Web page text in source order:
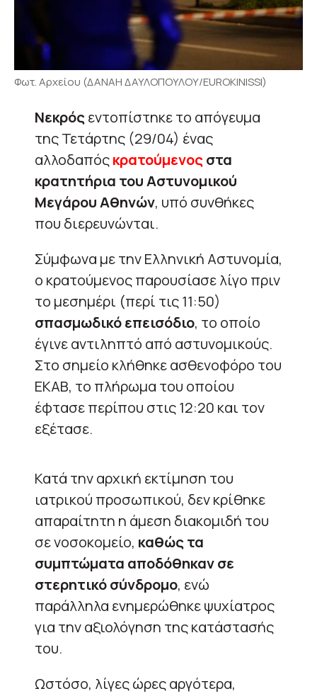
Φωτ. Αρχείου (ΔΑΝΑΗ ΔΑΥΛΟΠΟΥΛΟΥ/EUROKINISSI)
Νεκρόςεντοπίστηκε το απόγευμα
της Τετάρτης (29/04) ένας
αλλοδαπόςκρατούμενοςστα
κρατητήρια του Αστυνομικού
Μεγάρου Αθηνών, υπό συνθήκες
που διερευνώνται.
Σύμφωνα με την Ελληνική Αστυνομία,
ο κρατούμενος παρουσίασε λίγο πριν
το μεσημέρι (περί τις 11:50)
σπασμωδικό επεισόδιο, το οποίο
έγινε αντιληπτό από αστυνομικούς.
Στο σημείο κλήθηκε ασθενοφόρο του
ΕΚΑΒ, το πλήρωμα του οποίου
έφτασε περίπου στις 12:20 και τον
εξέτασε.
Κατά την αρχική εκτίμηση του
ιατρικού προσωπικού, δεν κρίθηκε
απαραίτητη η άμεση διακομιδή του
σε νοσοκομείο, καθώς τα
συμπτώματα αποδόθηκαν σε
στερητικό σύνδρομο, ενώ
παράλληλα ενημερώθηκε ψυχίατρος
για την αξιολόγηση της κατάστασής
του.
Ωστόσο, λίγες ώρες αργότερα,